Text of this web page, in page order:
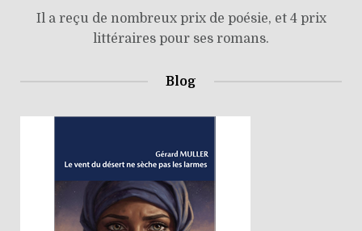
Il a reçu de nombreux prix de poésie, et 4 prix
littéraires pour ses romans.
Blog